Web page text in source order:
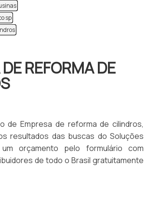
sp
REFORMA DE
de Empresa de reforma de cilindros,
resultados das buscas do Soluções
orçamento pelo formulário com
de todo o Brasil gratuitamente